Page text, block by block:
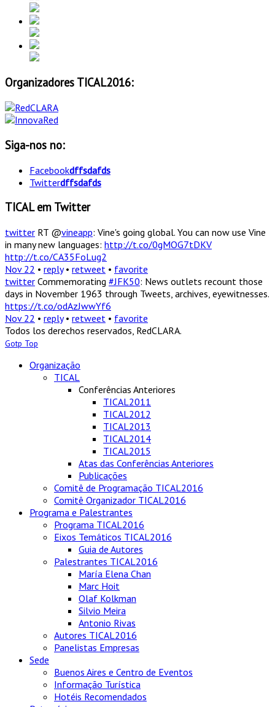
Organizadores TICAL2016:
Siga-nos no:
Facebookdffsdafds
Twitterdffsdafds
TICAL em Twitter
twitter RT @vineapp: Vine's going global. You can now use Vine
in many new languages: http://t.co/0gMOG7tDKV
http://t.co/CA35FoLug2
Nov 22 • reply• retweet • favorite
twitter Commemorating #JFK50: News outlets recount those
days in November 1963 through Tweets, archives, eyewitnesses.
https://t.co/odAzJwwYf6
Nov 22 • reply• retweet • favorite
Todos los derechos reservados, RedCLARA.
Gotp Top
Organização
TICAL
Conferências Anteriores
TICAL2011
TICAL2012
TICAL2013
TICAL2014
TICAL2015
Atas das Conferências Anteriores
Publicações
Comitê de Programação TICAL2016
Comitê Organizador TICAL2016
Programa e Palestrantes
Programa TICAL2016
Eixos Temáticos TICAL2016
Guia de Autores
Palestrantes TICAL2016
María Elena Chan
Marc Hoit
Olaf Kolkman
Silvio Meira
Antonio Rivas
Autores TICAL2016
Panelistas Empresas
Sede
Buenos Aires e Centro de Eventos
Informação Turística
Hotéis Recomendados